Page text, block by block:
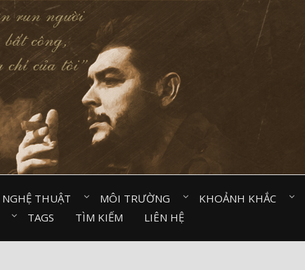
NGHỆ THUẬT⠀ MÔI TRƯỜNG⠀ KHOẢNH KHẮC⠀
TAGS TÌM KIẾM LIÊN HỆ